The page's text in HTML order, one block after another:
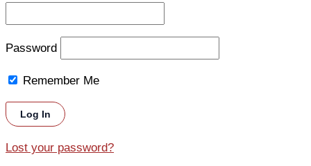
Password
Remember Me
Lost your password?